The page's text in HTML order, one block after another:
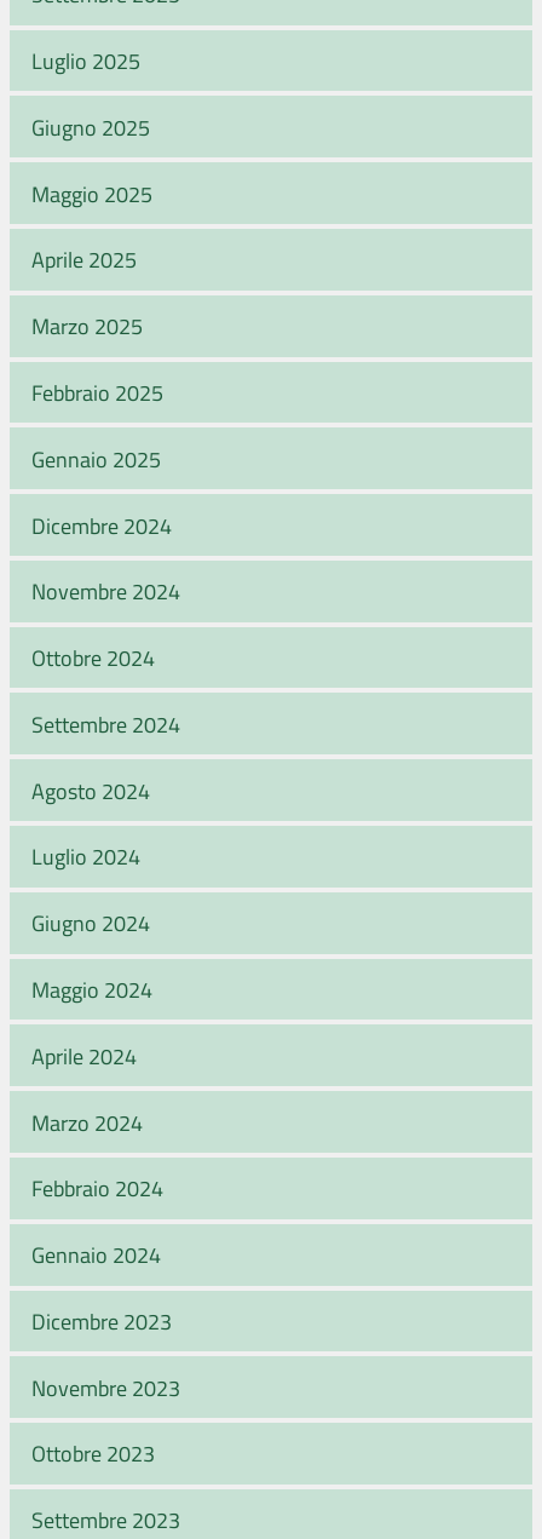
Luglio 2025
Giugno 2025
Maggio 2025
Aprile 2025
Marzo 2025
Febbraio 2025
Gennaio 2025
Dicembre 2024
Novembre 2024
Ottobre 2024
Settembre 2024
Agosto 2024
Luglio 2024
Giugno 2024
Maggio 2024
Aprile 2024
Marzo 2024
Febbraio 2024
Gennaio 2024
Dicembre 2023
Novembre 2023
Ottobre 2023
Settembre 2023